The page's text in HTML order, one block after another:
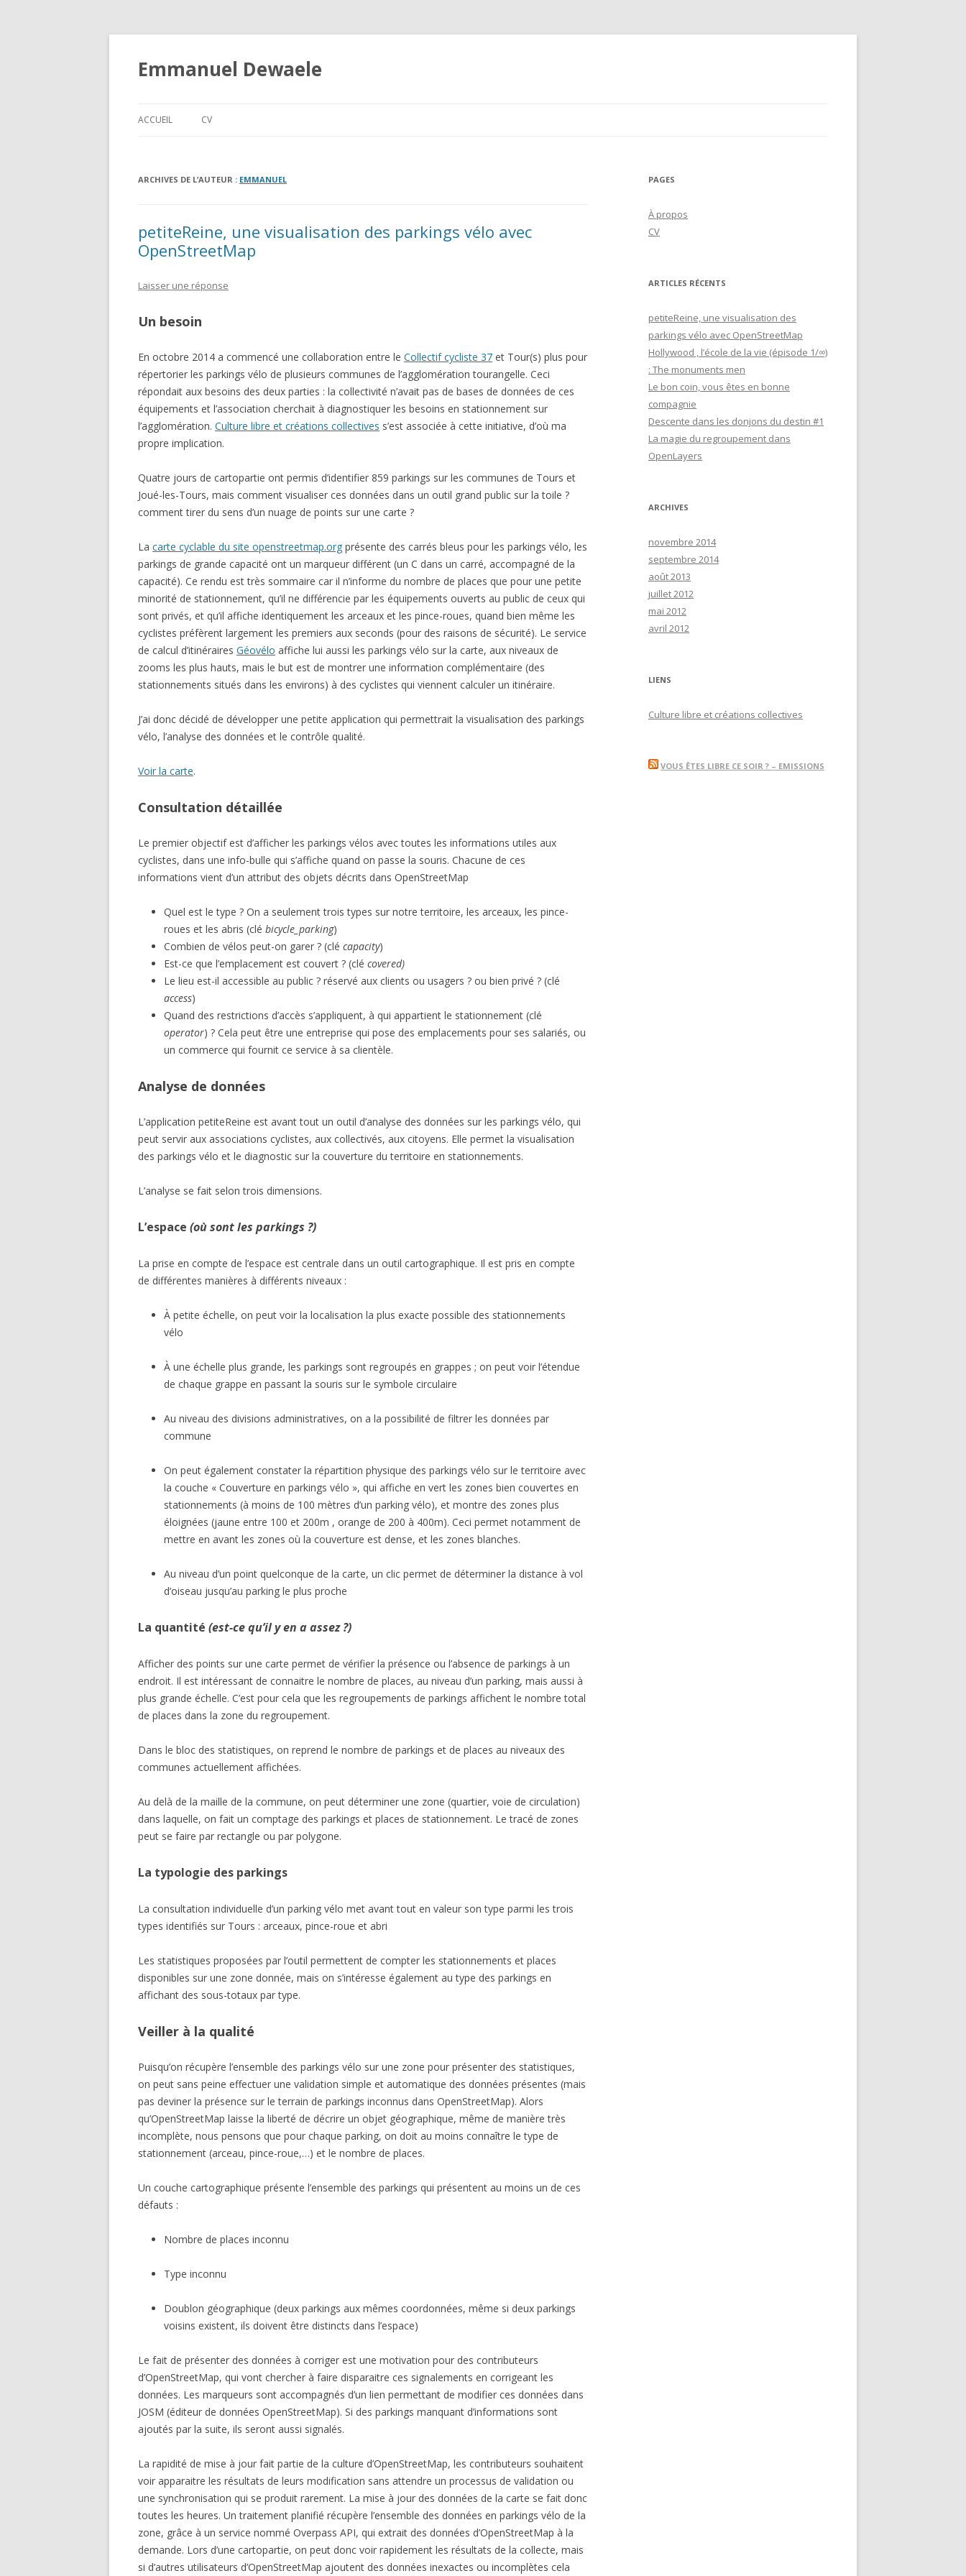
Emmanuel Dewaele
ACCUEIL CV
ARCHIVES DE L’AUTEUR : EMMANUEL
petiteReine, une visualisation des parkings vélo avec
OpenStreetMap
Laisser une réponse
Un besoin
En octobre 2014 a commencé une collaboration entre le Collectif cycliste 37 et Tour(s) plus pour
répertorier les parkings vélo de plusieurs communes de l’agglomération tourangelle. Ceci
répondait aux besoins des deux parties : la collectivité n’avait pas de bases de données de ces
équipements et l’association cherchait à diagnostiquer les besoins en stationnement sur
l’agglomération. Culture libre et créations collectives s’est associée à cette initiative, d’où ma
propre implication.
Quatre jours de cartopartie ont permis d’identifier 859 parkings sur les communes de Tours et
Joué-les-Tours, mais comment visualiser ces données dans un outil grand public sur la toile ?
comment tirer du sens d’un nuage de points sur une carte ?
La carte cyclable du site openstreetmap.org présente des carrés bleus pour les parkings vélo, les
parkings de grande capacité ont un marqueur différent (un C dans un carré, accompagné de la
capacité). Ce rendu est très sommaire car il n’informe du nombre de places que pour une petite
minorité de stationnement, qu’il ne différencie par les équipements ouverts au public de ceux qui
sont privés, et qu’il affiche identiquement les arceaux et les pince-roues, quand bien même les
cyclistes préfèrent largement les premiers aux seconds (pour des raisons de sécurité). Le service
de calcul d’itinéraires Géovélo affiche lui aussi les parkings vélo sur la carte, aux niveaux de
zooms les plus hauts, mais le but est de montrer une information complémentaire (des
stationnements situés dans les environs) à des cyclistes qui viennent calculer un itinéraire.
J’ai donc décidé de développer une petite application qui permettrait la visualisation des parkings
vélo, l’analyse des données et le contrôle qualité.
Voir la carte.
Consultation détaillée
Le premier objectif est d’afficher les parkings vélos avec toutes les informations utiles aux
cyclistes, dans une info-bulle qui s’affiche quand on passe la souris. Chacune de ces
informations vient d’un attribut des objets décrits dans OpenStreetMap
Quel est le type ? On a seulement trois types sur notre territoire, les arceaux, les pince-
roues et les abris (clé bicycle_parking)
Combien de vélos peut-on garer ? (clé capacity)
Est-ce que l’emplacement est couvert ? (clé covered)
Le lieu est-il accessible au public ? réservé aux clients ou usagers ? ou bien privé ? (clé
access)
Quand des restrictions d’accès s’appliquent, à qui appartient le stationnement (clé
operator) ? Cela peut être une entreprise qui pose des emplacements pour ses salariés, ou
un commerce qui fournit ce service à sa clientèle.
Analyse de données
L’application petiteReine est avant tout un outil d’analyse des données sur les parkings vélo, qui
peut servir aux associations cyclistes, aux collectivés, aux citoyens. Elle permet la visualisation
des parkings vélo et le diagnostic sur la couverture du territoire en stationnements.
L’analyse se fait selon trois dimensions.
L’espace (où sont les parkings ?)
La prise en compte de l’espace est centrale dans un outil cartographique. Il est pris en compte
de différentes manières à différents niveaux :
À petite échelle, on peut voir la localisation la plus exacte possible des stationnements
vélo
À une échelle plus grande, les parkings sont regroupés en grappes ; on peut voir l’étendue
de chaque grappe en passant la souris sur le symbole circulaire
Au niveau des divisions administratives, on a la possibilité de filtrer les données par
commune
On peut également constater la répartition physique des parkings vélo sur le territoire avec
la couche « Couverture en parkings vélo », qui affiche en vert les zones bien couvertes en
stationnements (à moins de 100 mètres d’un parking vélo), et montre des zones plus
éloignées (jaune entre 100 et 200m , orange de 200 à 400m). Ceci permet notamment de
mettre en avant les zones où la couverture est dense, et les zones blanches.
Au niveau d’un point quelconque de la carte, un clic permet de déterminer la distance à vol
d’oiseau jusqu’au parking le plus proche
La quantité (est-ce qu’il y en a assez ?)
Afficher des points sur une carte permet de vérifier la présence ou l’absence de parkings à un
endroit. Il est intéressant de connaitre le nombre de places, au niveau d’un parking, mais aussi à
plus grande échelle. C’est pour cela que les regroupements de parkings affichent le nombre total
de places dans la zone du regroupement.
Dans le bloc des statistiques, on reprend le nombre de parkings et de places au niveaux des
communes actuellement affichées.
Au delà de la maille de la commune, on peut déterminer une zone (quartier, voie de circulation)
dans laquelle, on fait un comptage des parkings et places de stationnement. Le tracé de zones
peut se faire par rectangle ou par polygone.
La typologie des parkings
La consultation individuelle d’un parking vélo met avant tout en valeur son type parmi les trois
types identifiés sur Tours : arceaux, pince-roue et abri
Les statistiques proposées par l’outil permettent de compter les stationnements et places
disponibles sur une zone donnée, mais on s’intéresse également au type des parkings en
affichant des sous-totaux par type.
Veiller à la qualité
Puisqu’on récupère l’ensemble des parkings vélo sur une zone pour présenter des statistiques,
on peut sans peine effectuer une validation simple et automatique des données présentes (mais
pas deviner la présence sur le terrain de parkings inconnus dans OpenStreetMap). Alors
qu’OpenStreetMap laisse la liberté de décrire un objet géographique, même de manière très
incomplète, nous pensons que pour chaque parking, on doit au moins connaître le type de
stationnement (arceau, pince-roue,…) et le nombre de places.
Un couche cartographique présente l’ensemble des parkings qui présentent au moins un de ces
défauts :
Nombre de places inconnu
Type inconnu
Doublon géographique (deux parkings aux mêmes coordonnées, même si deux parkings
voisins existent, ils doivent être distincts dans l’espace)
Le fait de présenter des données à corriger est une motivation pour des contributeurs
d’OpenStreetMap, qui vont chercher à faire disparaitre ces signalements en corrigeant les
données. Les marqueurs sont accompagnés d’un lien permettant de modifier ces données dans
JOSM (éditeur de données OpenStreetMap). Si des parkings manquant d’informations sont
ajoutés par la suite, ils seront aussi signalés.
La rapidité de mise à jour fait partie de la culture d’OpenStreetMap, les contributeurs souhaitent
voir apparaitre les résultats de leurs modification sans attendre un processus de validation ou
une synchronisation qui se produit rarement. La mise à jour des données de la carte se fait donc
toutes les heures. Un traitement planifié récupère l’ensemble des données en parkings vélo de la
zone, grâce à un service nommé Overpass API, qui extrait des données d’OpenStreetMap à la
demande. Lors d’une cartopartie, on peut donc voir rapidement les résultats de la collecte, mais
si d’autres utilisateurs d’OpenStreetMap ajoutent des données inexactes ou incomplètes cela
PAGES
À propos
CV
ARTICLES RÉCENTS
petiteReine, une visualisation des
parkings vélo avec OpenStreetMap
Hollywood , l’école de la vie (épisode 1/∞)
: The monuments men
Le bon coin, vous êtes en bonne
compagnie
Descente dans les donjons du destin #1
La magie du regroupement dans
OpenLayers
ARCHIVES
novembre 2014
septembre 2014
août 2013
juillet 2012
mai 2012
avril 2012
LIENS
Culture libre et créations collectives
VOUS ÊTES LIBRE CE SOIR ? – EMISSIONS